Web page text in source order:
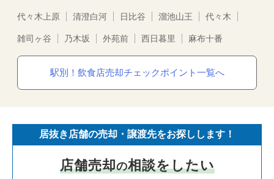
代々木上原 清澄白河 日比谷 溜池山王 代々木
雑司ヶ谷 乃木坂 外苑前 西日暮里 麻布十番
駅別！飲食店売却チェックポイント一覧へ
居抜き店舗の売却・譲渡先をお探しします！
店舗売却の相談をしたい